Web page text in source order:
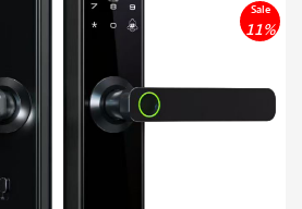
Sale
11%